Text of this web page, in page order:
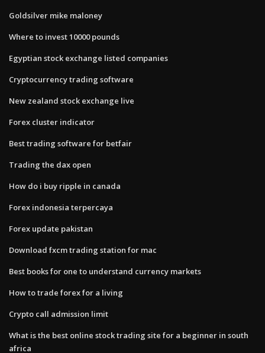
Goldsilver mike maloney
Where to invest 10000 pounds
Egyptian stock exchange listed companies
Cryptocurrency trading software
New zealand stock exchange live
Forex cluster indicator
Best trading software for betfair
Trading the dax open
How do i buy ripple in canada
Forex indonesia terpercaya
Forex update pakistan
Download fxcm trading station for mac
Best books for one to understand currency markets
How to trade forex for a living
Crypto call admission limit
What is the best online stock trading site for a beginner in south
africa